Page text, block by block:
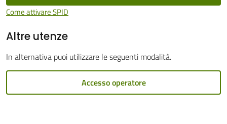
Amministrazione
gli
Come attivare SPID
Altre utenze
In alternativa puoi utilizzare le seguenti modalità.
Accesso operatore